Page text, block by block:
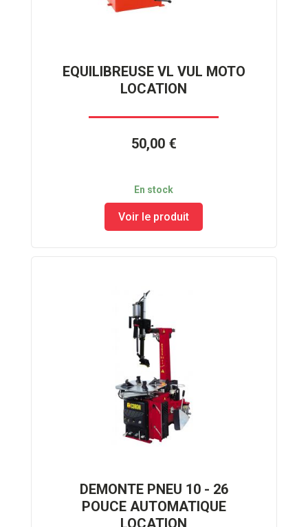
EQUILIBREUSE VL VUL MOTO
LOCATION
50,00 €
En stock
Voir le produit
DEMONTE PNEU 10 - 26
POUCE AUTOMATIQUE